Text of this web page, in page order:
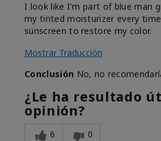
I look like I'm part of blue man
my tinted moisturizer every
sunscreen to restore my color.
Mostrar Traducción
Conclusión No, no
¿Le ha resultado
opinión?
6 0